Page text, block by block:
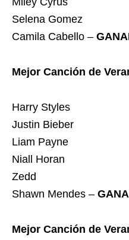
Selena Gomez
Camila Cabello –
Mejor Canción de
Harry Styles
Justin Bieber
Liam Payne
Niall Horan
Zedd
Shawn Mendes –
Mejor Canción de